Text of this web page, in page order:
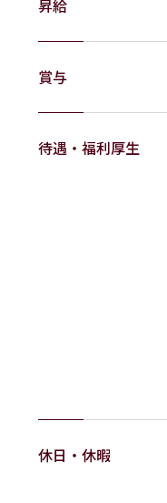
昇給
賞与
待遇・福利厚生
休日・休暇